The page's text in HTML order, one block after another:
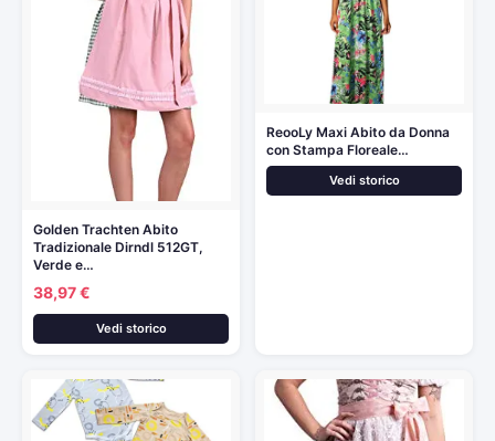
Golden Trachten Abito
Tradizionale Dirndl 512GT,
Verde e…
38,97 €
Vedi storico
ReooLy Maxi Abito da Donna
con Stampa Floreale…
Vedi storico